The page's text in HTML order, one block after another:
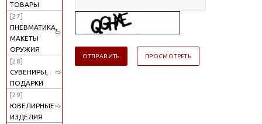
ТОВАРЫ
[27]
ПНЕВМАТИКА,
МАКЕТЫ
ОРУЖИЯ
[28]
СУВЕНИРЫ,
ПОДАРКИ
[29]
ЮВЕЛИРНЫЕ
ИЗДЕЛИЯ